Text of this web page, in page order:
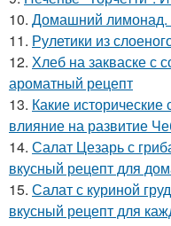
10. Домашний лимонад.
11. Рулетики из
12. Хлеб на закваске с
ароматный рецепт
13. Какие исторические
влияние на развитие
14. Салат Цезарь с
вкусный рецепт для
15. Салат с куриной
вкусный рецепт для